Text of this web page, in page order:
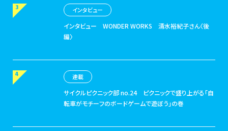
インタビュー
インタビュー WONDER WORKS 清水裕紀子さん〈後
編〉
連載
サイクルピクニック部 no.24
ピクニックで盛り上がる「自
転車がモチーフのボードゲームで遊ぼう」の巻